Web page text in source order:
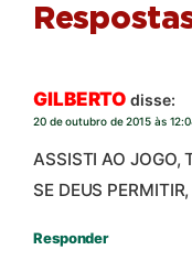
GILBERTO disse:
20 de outubro de 2015 às
ASSISTI AO JOGO,
SE DEUS
Responder